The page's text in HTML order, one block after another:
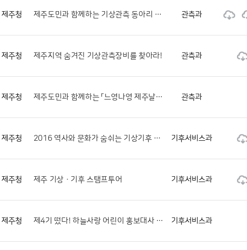
제주청 제주도민과 함께하는 기상관측 동아리 활동 「느영나영 제주날씨 구경해보게 마씸」 관측과
제주청 제주지역 숨겨진 기상관측장비를 찾아라! 관측과
제주청 제주도민과 함께하는 「느영나영 제주날씨 구경해보게 마씸」 관측과
제주청 2016 역사와 문화가 숨쉬는 기상기후 사진전 기후서비스과
제주청 제주 기상 · 기후 스탬프투어 기후서비스과
제주청 제4기 떴다! 하늘사랑 어린이 홍보대사 심사 및 선발 결과 기후서비스과